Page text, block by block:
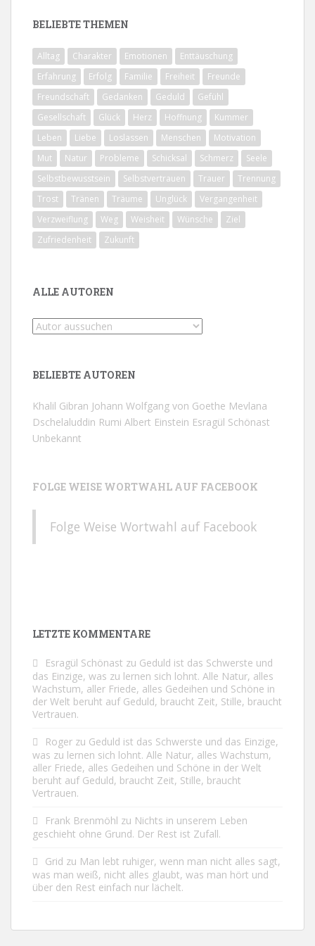
BELIEBTE THEMEN
Alltag Charakter Emotionen
Enttäuschung
Erfahrung
Erfolg Familie Freiheit
Freunde
Freundschaft
Gedanken Geduld
Gefühl
Gesellschaft
Glück Herz Hoffnung
Kummer
Leben
Liebe Loslassen Menschen
Motivation
Mut
Natur Probleme Schicksal Schmerz
Seele
Selbstbewusstsein
Selbstvertrauen Trauer
Trennung
Trost
Tränen Träume Unglück
Vergangenheit
Verzweiflung
Weg Weisheit Wünsche
Ziel
Zufriedenheit
Zukunft
ALLE AUTOREN
BELIEBTE AUTOREN
Khalil Gibran Johann Wolfgang von Goethe Mevlana
Dschelaluddin Rumi Albert Einstein Esragül Schönast
Unbekannt
FOLGE WEISE WORTWAHL AUF FACEBOOK
Folge Weise Wortwahl auf Facebook
LETZTE KOMMENTARE
Esragül Schönast zu Geduld ist das Schwerste und
das Einzige, was zu lernen sich lohnt. Alle Natur, alles
Wachstum, aller Friede, alles Gedeihen und Schöne in
der Welt beruht auf Geduld, braucht Zeit, Stille, braucht
Vertrauen.
Roger zu Geduld ist das Schwerste und das Einzige,
was zu lernen sich lohnt. Alle Natur, alles Wachstum,
aller Friede, alles Gedeihen und Schöne in der Welt
beruht auf Geduld, braucht Zeit, Stille, braucht
Vertrauen.
Frank Brenmöhl zu Nichts in unserem Leben
geschieht ohne Grund. Der Rest ist Zufall.
Grid zu Man lebt ruhiger, wenn man nicht alles sagt,
was man weiß, nicht alles glaubt, was man hört und
über den Rest einfach nur lächelt.